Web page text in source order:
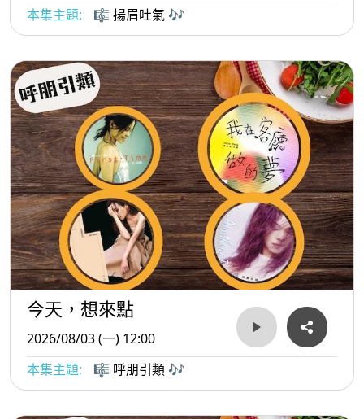
本集主題:
🎼 揚眉吐氣 🎶
今天，想來點
2026/08/03 (一) 12:00
本集主題:
🎼 呼朋引類 🎶